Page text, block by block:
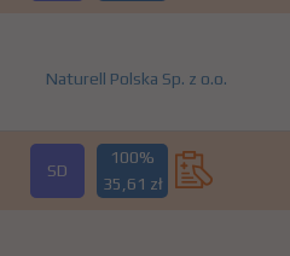
Naturell Polska Sp. z o.o.
SD
100%
35,61 zł